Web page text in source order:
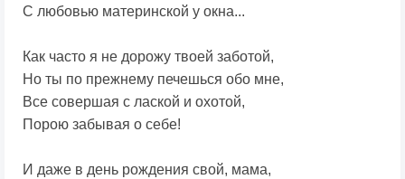
С любовью материнской у окна...
Как часто я не дорожу твоей заботой,
Но ты по прежнему печешься обо мне,
Все совершая с лаской и охотой,
Порою забывая о себе!
И даже в день рождения свой, мама,